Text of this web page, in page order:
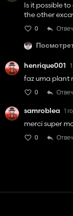
Is it possible
the other
0
henrique001
faz uma plant
0
samroblea 1
merci super
0